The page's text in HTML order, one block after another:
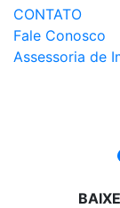
CONTATO
Fale Conosco
Assessoria de